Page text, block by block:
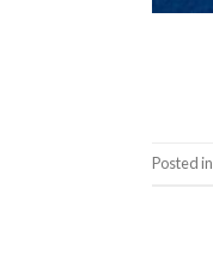
Posted in